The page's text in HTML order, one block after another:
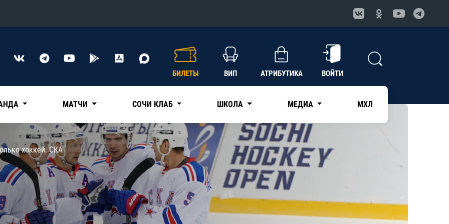
Конференция «Восток»
Нефтехимик
Трактор
Дивизион Чернышева
Авангард
Адмирал
КХЛ
БИЛЕТЫ ВИП АТРИБУТИКА ВОЙТИ
МАТЧИ СОЧИ КЛАБ ШКОЛА МЕДИА МХЛ
хоккей. СКА